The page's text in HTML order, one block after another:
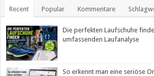
Recent Popular Kommentare
Die perfekten Laufschuhe
umfassenden Laufanalyse
So erkennt man eine seriöse